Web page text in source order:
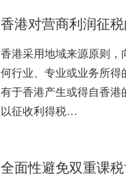
香港对营商利润征
香港采用地域来源原则，
何行业、专业或业务所得
有于香港产生或得自香港
以征收利得税…
全面性避免双重课